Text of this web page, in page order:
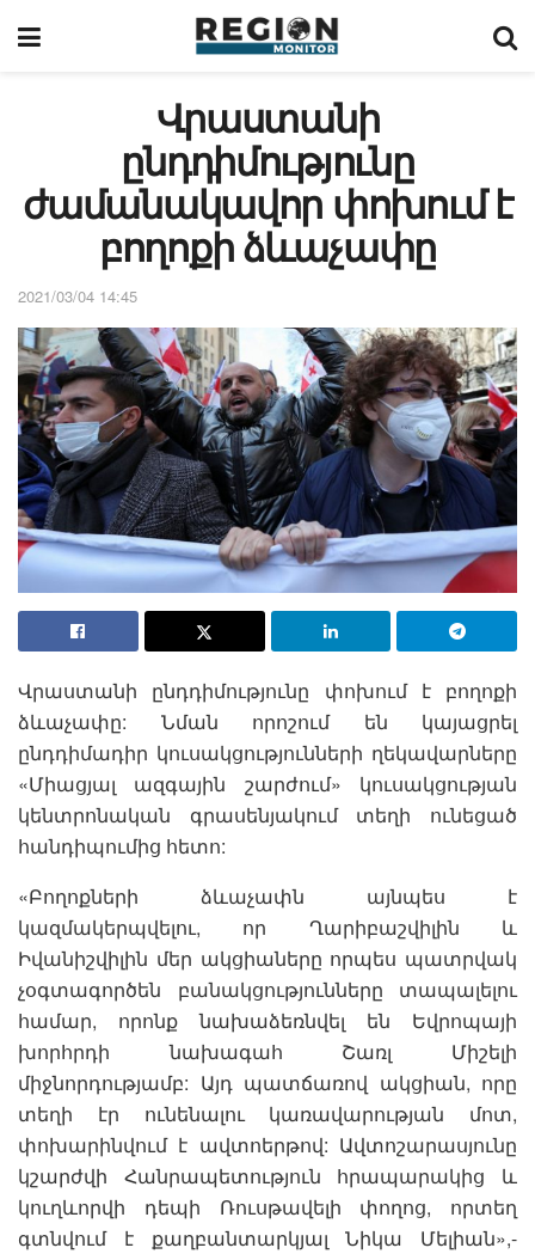
Վրաստանի
ընդդիմությունը
ժամանակավոր փոխում է
բողոքի ձևաչափը
2021/03/04 14:45
Վրաստանի ընդդիմությունը փոխում է բողոքի
ձևաչափը: Նման որոշում են կայացրել
ընդդիմադիր կուսակցությունների ղեկավարները
«Միացյալ ազգային շարժում» կուսակցության
կենտրոնական գրասենյակում տեղի ունեցած
հանդիպումից հետո:
«Բողոքների ձևաչափն այնպես է
կազմակերպվելու, որ Ղարիբաշվիլին և
Իվանիշվիլին մեր ակցիաները որպես պատրվակ
չօգտագործեն բանակցությունները տապալելու
համար, որոնք նախաձեռնվել են Եվրոպայի
խորհրդի նախագահ Շառլ Միշելի
միջնորդությամբ: Այդ պատճառով ակցիան, որը
տեղի էր ունենալու կառավարության մոտ,
փոխարինվում է ավտոերթով: Ավտոշարասյունը
կշարժվի Հանրապետություն հրապարակից և
կուղևորվի դեպի Ռուսթավելի փողոց, որտեղ
գտնվում է քաղբանտարկյալ Նիկա Մելիան»,-